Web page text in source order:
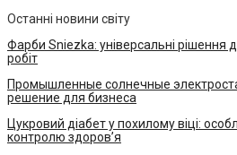
Останні новини світу
Фарби Sniezka: універсальні рішення
робіт
Промышленные солнечные
решение для бизнеса
Цукровий діабет у похилому віці:
контролю здоров’я